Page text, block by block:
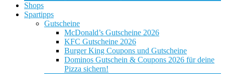
Shops
Spartipps
Gutscheine
McDonald’s Gutscheine 2026
KFC Gutscheine 2026
Burger King Coupons und Gutscheine
Dominos Gutschein & Coupons 2026 für deine
Pizza sichern!